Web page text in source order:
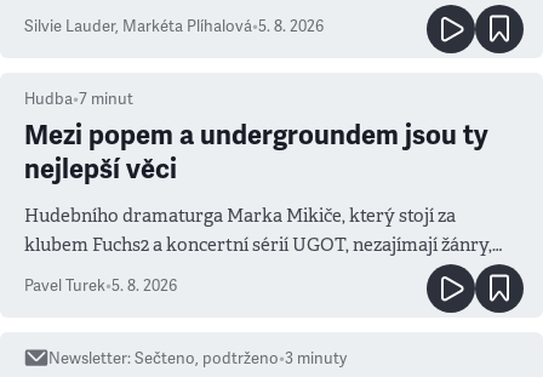
Silvie Lauder, Markéta Plíhalová•5. 8. 2026
Hudba•7 minut
Mezi popem a undergroundem jsou ty
nejlepší věci
Hudebního dramaturga Marka Mikiče, který stojí za
klubem Fuchs2 a koncertní sérií UGOT, nezajímají žánry,
ale atmosféra
Pavel Turek•5. 8. 2026
Newsletter:Sečteno, podtrženo•3 minuty